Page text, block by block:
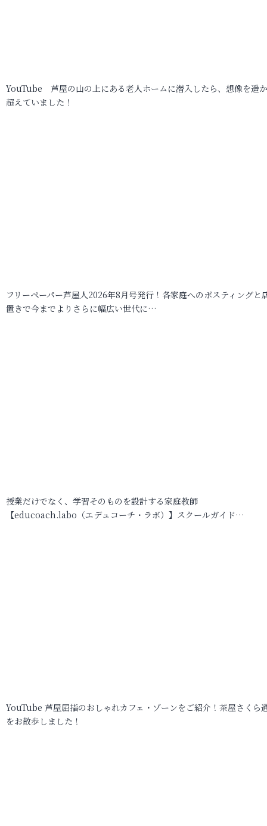
YouTube 芦屋の山の上にある老人ホームに潜入したら、想像を遥
超えていました！
フリーペーパー芦屋人2026年8月号発行！各家庭へのポスティングと
置きで今までよりさらに幅広い世代に…
授業だけでなく、学習そのものを設計する家庭教師
【educoach.labo（エデュコーチ・ラボ）】スクールガイド…
YouTube 芦屋屈指のおしゃれカフェ・ゾーンをご紹介！茶屋さくら
をお散歩しました！